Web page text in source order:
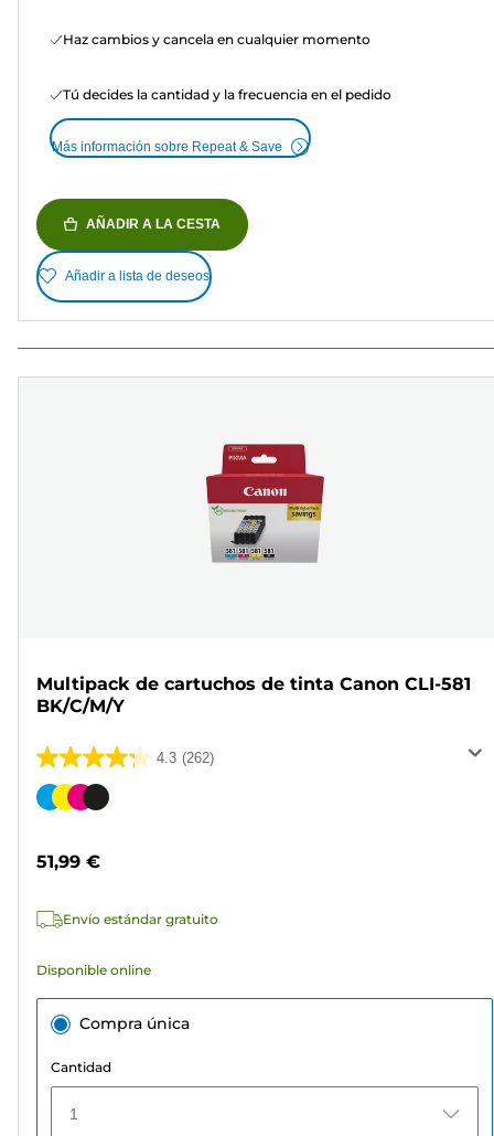
Haz cambios y cancela en cualquier momento
Tú decides la cantidad y la frecuencia en el pedido
Más información sobre Repeat & Save
AÑADIR A LA CESTA
Añadir a lista de deseos
Multipack de cartuchos de tinta Canon CLI-581
BK/C/M/Y
4.3 (262)
4.3
de
262
Cartucho
51,99 €
Envío estándar gratuito
Disponible online
Compra única
Cantidad
1